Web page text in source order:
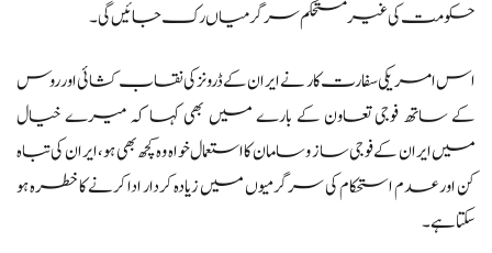
حکومت کی غیر مستحکم سرگرمیاں رک جائیں گی۔
اس امریکی سفارت کار نے ایران کے ڈرونز کی نقاب کشائی اور روس
کے ساتھ فوجی تعاون کے بارے میں بھی کہا کہ میرے خیال
میں ایران کے فوجی ساز و سامان کا استعمال خواہ وہ کچھ بھی ہو، ایران کی تباہ
کن اور عدم استحکام کی سرگرمیوں میں زیادہ کردار ادا کرنے کا خطرہ ہو
سکتا ہے۔